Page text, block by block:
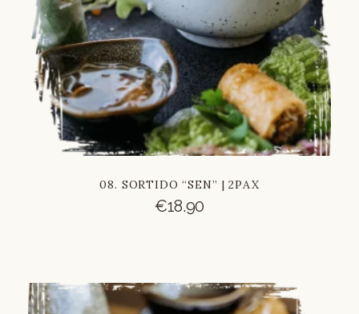
08. SORTIDO “SEN” | 2PAX
€18.90